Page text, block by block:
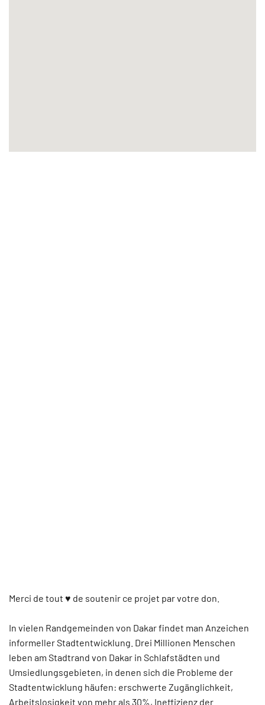
Merci de tout ♥ de soutenir ce projet par votre don.
In vielen Randgemeinden von Dakar findet man Anzeichen
informeller Stadtentwicklung. Drei Millionen Menschen
leben am Stadtrand von Dakar in Schlafstädten und
Umsiedlungsgebieten, in denen sich die Probleme der
Stadtentwicklung häufen: erschwerte Zugänglichkeit,
Arbeitslosigkeit von mehr als 30%, Ineffizienz der